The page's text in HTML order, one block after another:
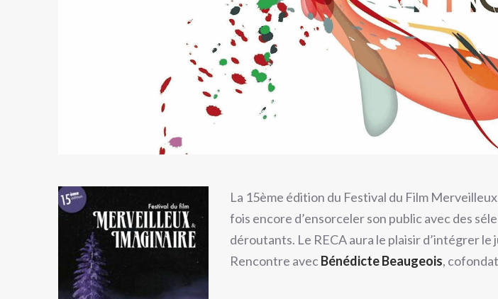
La 15ème édition du Festival du Film
fois encore d’ensorceler son public avec des
déroutants. Le RECA aura le plaisir d’intégrer
Rencontre avec Bénédicte Beaugeois,